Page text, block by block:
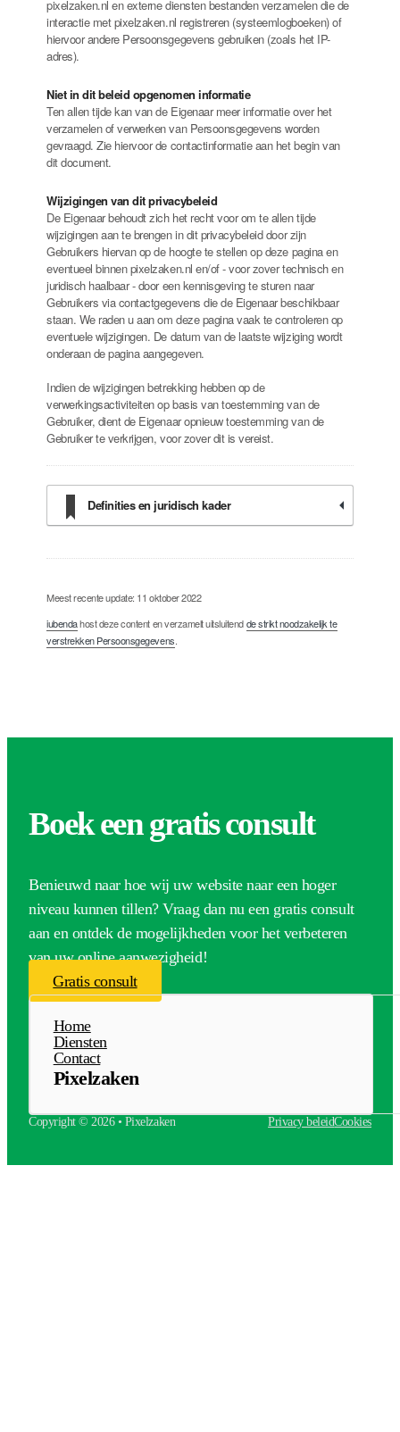
pixelzaken.nl en externe diensten bestanden verzamelen die de
interactie met pixelzaken.nl registreren (systeemlogboeken) of
hiervoor andere Persoonsgegevens gebruiken (zoals het IP-
adres).
Niet in dit beleid opgenomen informatie
Ten allen tijde kan van de Eigenaar meer informatie over het
verzamelen of verwerken van Persoonsgegevens worden
gevraagd. Zie hiervoor de contactinformatie aan het begin van
dit document.
Wijzigingen van dit privacybeleid
De Eigenaar behoudt zich het recht voor om te allen tijde
wijzigingen aan te brengen in dit privacybeleid door zijn
Gebruikers hiervan op de hoogte te stellen op deze pagina en
eventueel binnen pixelzaken.nl en/of - voor zover technisch en
juridisch haalbaar - door een kennisgeving te sturen naar
Gebruikers via contactgegevens die de Eigenaar beschikbaar
staan. We raden u aan om deze pagina vaak te controleren op
eventuele wijzigingen. De datum van de laatste wijziging wordt
onderaan de pagina aangegeven.
Indien de wijzigingen betrekking hebben op de
verwerkingsactiviteiten op basis van toestemming van de
Gebruiker, dient de Eigenaar opnieuw toestemming van de
Gebruiker te verkrijgen, voor zover dit is vereist.
Definities en juridisch kader
Meest recente update: 11 oktober 2022
iubendahost deze content en verzamelt uitsluitendde strikt noodzakelijk te
verstrekken Persoonsgegevens
Boek een gratis consult
Benieuwd naar hoe wij uw website naar een hoger
niveau kunnen tillen? Vraag dan nu een gratis consult
aan en ontdek de mogelijkheden voor het verbeteren
van uw online aanwezigheid!
Gratis consult
Pixelzaken
Home
Diensten
Contact
Copyright © 2026 • Pixelzaken Privacy beleidCookies